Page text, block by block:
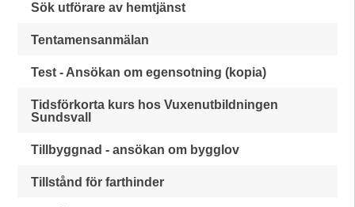
Sök utförare av hemtjänst
Tentamensanmälan
Test - Ansökan om egensotning (kopia)
Tidsförkorta kurs hos Vuxenutbildningen
Sundsvall
Tillbyggnad - ansökan om bygglov
Tillstånd för farthinder